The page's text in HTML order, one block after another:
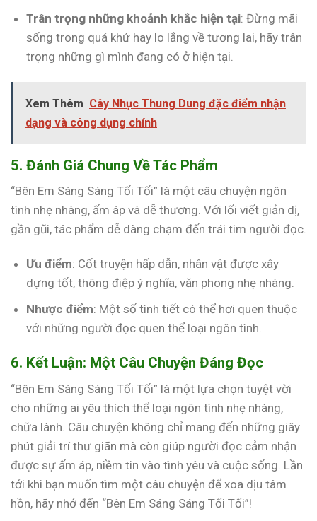
Trân trọng những khoảnh khắc hiện tại: Đừng mãi
sống trong quá khứ hay lo lắng về tương lai, hãy trân
trọng những gì mình đang có ở hiện tại.
Xem Thêm Cây Nhục Thung Dung đặc điểm nhận
dạng và công dụng chính
5. Đánh Giá Chung Về Tác Phẩm
“Bên Em Sáng Sáng Tối Tối” là một câu chuyện ngôn
tình nhẹ nhàng, ấm áp và dễ thương. Với lối viết giản dị,
gần gũi, tác phẩm dễ dàng chạm đến trái tim người đọc.
Ưu điểm: Cốt truyện hấp dẫn, nhân vật được xây
dựng tốt, thông điệp ý nghĩa, văn phong nhẹ nhàng.
Nhược điểm: Một số tình tiết có thể hơi quen thuộc
với những người đọc quen thể loại ngôn tình.
6. Kết Luận: Một Câu Chuyện Đáng Đọc
“Bên Em Sáng Sáng Tối Tối” là một lựa chọn tuyệt vời
cho những ai yêu thích thể loại ngôn tình nhẹ nhàng,
chữa lành. Câu chuyện không chỉ mang đến những giây
phút giải trí thư giãn mà còn giúp người đọc cảm nhận
được sự ấm áp, niềm tin vào tình yêu và cuộc sống. Lần
tới khi bạn muốn tìm một câu chuyện để xoa dịu tâm
hồn, hãy nhớ đến “Bên Em Sáng Sáng Tối Tối”!